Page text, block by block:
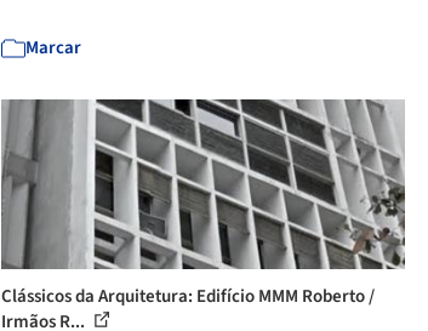
Marcar
Clássicos da Arquitetura: Edifício MMM Roberto /
Irmãos R...